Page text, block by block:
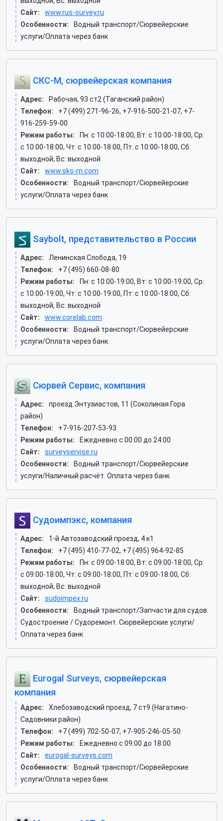
Сайт:
www.rus-survey.ru
Особенности:
Водный транспорт/Сюрвейерские
услуги/Оплата через банк
СКС-М, сюрвейерская компания
Адрес:
Рабочая, 93 ст2 (Таганский район)
Телефон:
+7 (499) 271-96-26, +7-916-500-21-07, +7-
916-259-59-00
Режим работы:
Пн: c 10:00-18:00, Вт: c 10:00-18:00, Ср:
c 10:00-18:00, Чт: c 10:00-18:00, Пт: c 10:00-18:00, Сб:
выходной, Вс: выходной
Сайт:
www.sks-m.com
Особенности:
Водный транспорт/Сюрвейерские
услуги/Оплата через банк
Saybolt, представительство в России
Адрес:
Ленинская Слобода, 19
Телефон:
+7 (495) 660-08-80
Режим работы:
Пн: c 10:00-19:00, Вт: c 10:00-19:00, Ср:
c 10:00-19:00, Чт: c 10:00-19:00, Пт: c 10:00-18:00, Сб:
выходной, Вс: выходной
Сайт:
www.corelab.com
Особенности:
Водный транспорт/Сюрвейерские
услуги/Оплата через банк
Сюрвей Сервис, компания
Адрес:
проезд Энтузиастов, 11 (Соколиная Гора
район)
Телефон:
+7-916-207-53-93
Режим работы:
Ежедневно с 00:00 до 24:00
Сайт:
surveyservise.ru
Особенности:
Водный транспорт/Сюрвейерские
услуги/Наличный расчёт. Оплата через банк
Судоимпэкс, компания
Адрес:
1-й Автозаводский проезд, 4 к1
Телефон:
+7 (495) 410-77-02, +7 (495) 964-92-85
Режим работы:
Пн: c 09:00-18:00, Вт: c 09:00-18:00, Ср:
c 09:00-18:00, Чт: c 09:00-18:00, Пт: c 09:00-18:00, Сб:
выходной, Вс: выходной
Сайт:
sudoimpex.ru
Особенности:
Водный транспорт/Запчасти для судов.
Судостроение / Судоремонт. Сюрвейерские услуги/
Оплата через банк
Eurogal Surveys, сюрвейерская
компания
Адрес:
Хлебозаводский проезд, 7 ст9 (Нагатино-
Садовники район)
Телефон:
+7 (499) 702-50-07, +7-905-246-05-50
Режим работы:
Ежедневно с 09:00 до 18:00
Сайт:
eurogal-surveys.com
Особенности:
Водный транспорт/Сюрвейерские
услуги/Оплата через банк